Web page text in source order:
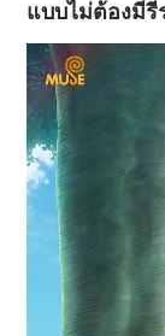
แบบไม่ต้องมีรี